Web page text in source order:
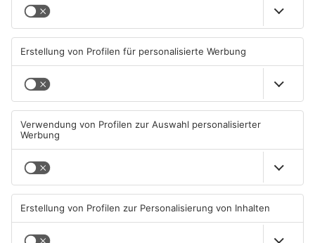
Jeden Tag werden fünf Zuschauer ausgelost, die jeweils sechs
Bälle auf die aus dem ZDF bekannte Torwand schießen und bei
sechs Treffern den attraktiven MINI gewinnen. Reicht es nicht,
gewinnt der Schütze trotzdem, denn für jeden Treffer gibt es
sofort Bargeld. Durch ein Elfmeterschießen werden am
Endspiel-Sonntag 4.000 Euro für örtliche soziale Einrichtungen
und für die heimische Fußballjugend gesammelt. Dabei treten
die Vorstände der acht beteiligten Vereine als Schützen in
Aktion. Im Tor steht der Hösbacher Bürgermeister Michael
Baumann. Bei der abschließenden Schlussauslosung werden
noch einmal drei Zuschauer attraktive Preise gewinnen. In
diesem Jahr warten Reisegutscheine in Höhe von 2.400 Euro
(1. Preis), 1.200 Euro (2. Preis) und 400 Euro (3. Preis) auf die
glücklichen Gewinner.